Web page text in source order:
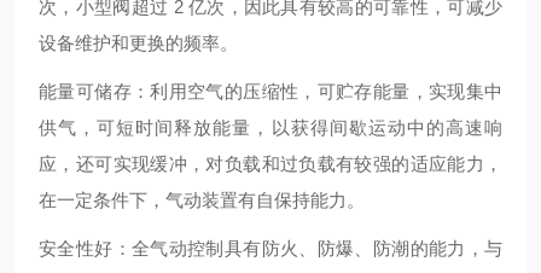
次，小型阀超过 2 亿次，因此具有较高的可靠性，可减少
设备维护和更换的频率。
能量可储存：利用空气的压缩性，可贮存能量，实现集中
供气，可短时间释放能量，以获得间歇运动中的高速响
应，还可实现缓冲，对负载和过负载有较强的适应能力，
在一定条件下，气动装置有自保持能力。
安全性好：全气动控制具有防火、防爆、防潮的能力，与